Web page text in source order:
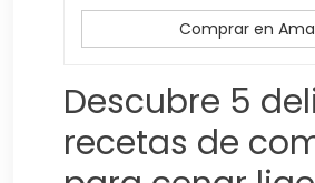
Comprar en
Descubre 5
recetas de